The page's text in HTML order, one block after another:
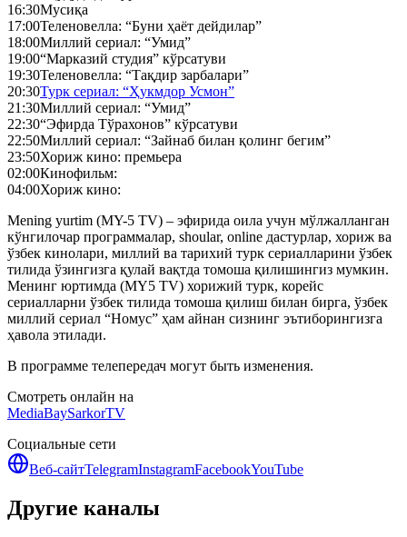
16:30Мусиқа
17:00Теленовелла: “Буни ҳаёт дейдилар”
18:00Миллий сериал: “Умид”
19:00“Марказий студия” кўрсатуви
19:30Теленовелла: “Тақдир зарбалари”
20:30Турк сериал: “Ҳукмдор Усмон”
21:30Миллий сериал: “Умид”
22:30“Эфирда Тўрахонов” кўрсатуви
22:50Миллий сериал: “Зайнаб билан қолинг бегим”
23:50Хориж кино: премьера
02:00Кинофильм:
04:00Хориж кино:
Mening yurtim (MY-5 TV) – эфирида оила учун мўлжалланган
кўнгилочар программалар, shoular, online дастурлар, хориж ва
ўзбек кинолари, миллий ва тарихий турк сериалларини ўзбек
тилида ўзингизга қулай вақтда томоша қилишингиз мумкин.
Менинг юртимда (MY5 TV) хорижий турк, корейс
сериалларни ўзбек тилида томоша қилиш билан бирга, ўзбек
миллий сериал “Номус” ҳам айнан сизнинг эътиборингизга
ҳавола этилади.
В программе телепередач могут быть изменения.
Смотреть онлайн на
MediaBaySarkorTV
Социальные сети
Веб-сайтTelegramInstagramFacebookYouTube
Другие каналы